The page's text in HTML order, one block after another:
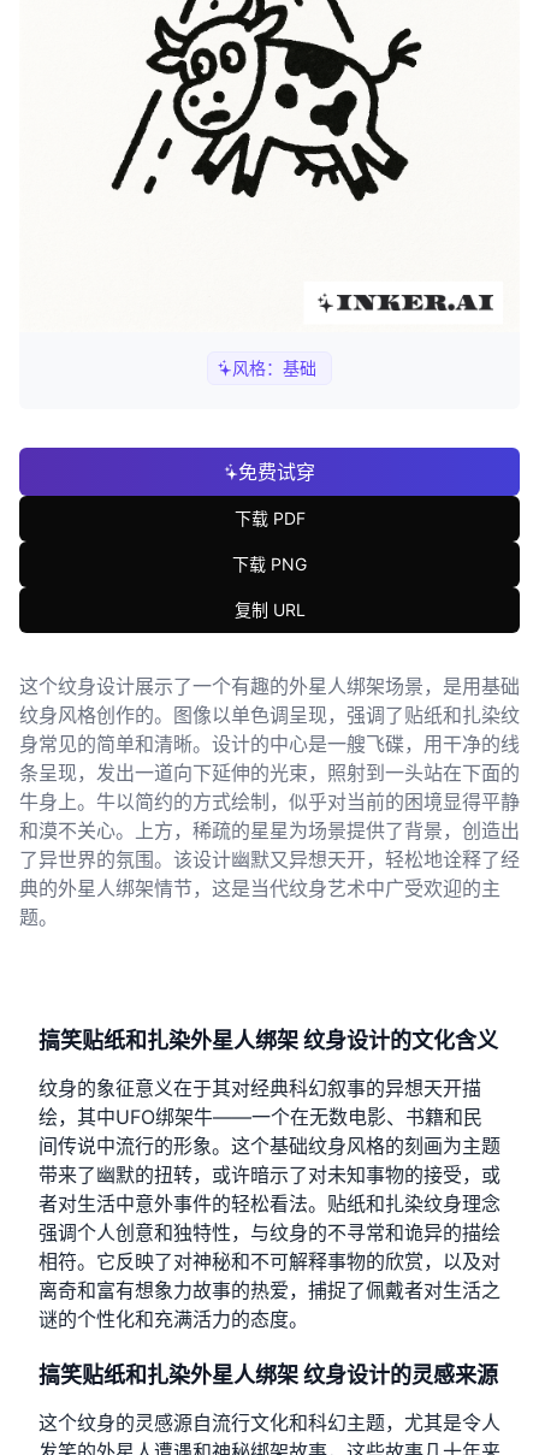
风格： 基础
免费试穿
下载 PDF
下载 PNG
复制 URL
这个纹身设计展示了一个有趣的外星人绑架场景，是用基础
纹身风格创作的。图像以单色调呈现，强调了贴纸和扎染纹
身常见的简单和清晰。设计的中心是一艘飞碟，用干净的线
条呈现，发出一道向下延伸的光束，照射到一头站在下面的
牛身上。牛以简约的方式绘制，似乎对当前的困境显得平静
和漠不关心。上方，稀疏的星星为场景提供了背景，创造出
了异世界的氛围。该设计幽默又异想天开，轻松地诠释了经
典的外星人绑架情节，这是当代纹身艺术中广受欢迎的主
题。
搞笑贴纸和扎染外星人绑架 纹身设计的文化含义
纹身的象征意义在于其对经典科幻叙事的异想天开描
绘，其中UFO绑架牛——一个在无数电影、书籍和民
间传说中流行的形象。这个基础纹身风格的刻画为主题
带来了幽默的扭转，或许暗示了对未知事物的接受，或
者对生活中意外事件的轻松看法。贴纸和扎染纹身理念
强调个人创意和独特性，与纹身的不寻常和诡异的描绘
相符。它反映了对神秘和不可解释事物的欣赏，以及对
离奇和富有想象力故事的热爱，捕捉了佩戴者对生活之
谜的个性化和充满活力的态度。
搞笑贴纸和扎染外星人绑架 纹身设计的灵感来源
这个纹身的灵感源自流行文化和科幻主题，尤其是令人